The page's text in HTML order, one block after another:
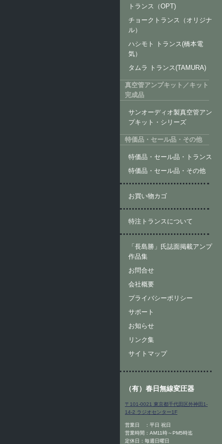
トランス（OPT)
チョークトランス（オリジナ
ル）
ハシモト トランス(橋本電
気）
タムラ トランス(TAMURA)
真空管アンプキット／キット
完成品
サンオーディオ製真空管アン
プキット・シリーズ
特価品・セール品・その他
特価品・セール品・トランス
特価品・セール品・その他
お買い物カゴ
特注トランスについて
「長島勝」氏誌面掲載アンプ
作品集
お問合せ
会社概要
プライバシーポリシー
サポート
お知らせ
リンク集
サイトマップ
（有）春日無線変圧器
〒101-0021 東京都千代田区外神田1-
14-2 ラジオセンター1F
営業日 ：平日 祝日
営業時間：AM11時～PM5時迄
定休日：毎週日曜日